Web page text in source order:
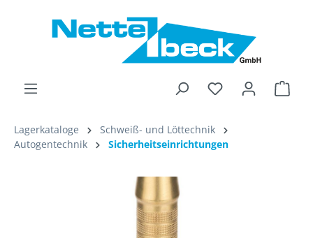
Lagerkataloge
Schweiß- und Löttechnik
Autogentechnik
Sicherheitseinrichtungen